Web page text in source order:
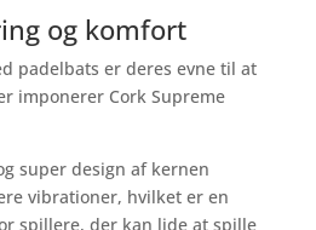
og komfort
padelbats er deres evne til at
imponerer Cork Supreme
super design af kernen
vibrationer, hvilket er en
spillere, der kan lide at spille